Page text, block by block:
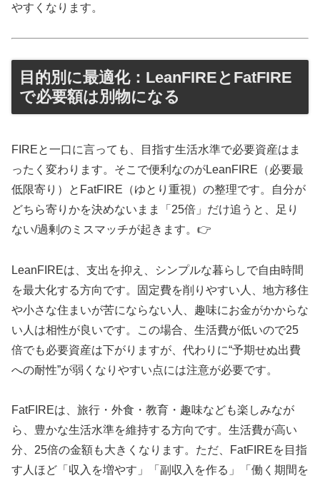
やすくなります。
目的別に最適化：LeanFIREとFatFIRE
で必要額は別物になる
FIREと一口に言っても、目指す生活水準で必要資産はま
ったく変わります。そこで便利なのがLeanFIRE（必要最
低限寄り）とFatFIRE（ゆとり重視）の整理です。自分が
どちら寄りかを決めないまま「25倍」だけ追うと、足り
ない/過剰のミスマッチが起きます。👉
LeanFIREは、支出を抑え、シンプルな暮らしで自由時間
を最大化する方向です。固定費を削りやすい人、地方移住
や小さな住まいが苦にならない人、趣味にお金がかからな
い人は相性が良いです。この場合、生活費が低いので25
倍でも必要資産は下がりますが、代わりに“予期せぬ出費
への耐性”が弱くなりやすい点には注意が必要です。
FatFIREは、旅行・外食・教育・趣味なども楽しみなが
ら、豊かな生活水準を維持する方向です。生活費が高い
分、25倍の金額も大きくなります。ただ、FatFIREを目指
す人ほど「収入を増やす」「副収入を作る」「働く期間を